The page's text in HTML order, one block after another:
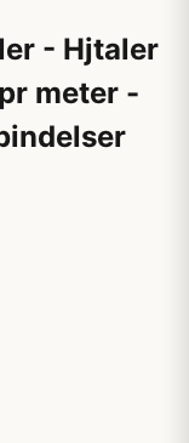
- Hjtaler
meter -